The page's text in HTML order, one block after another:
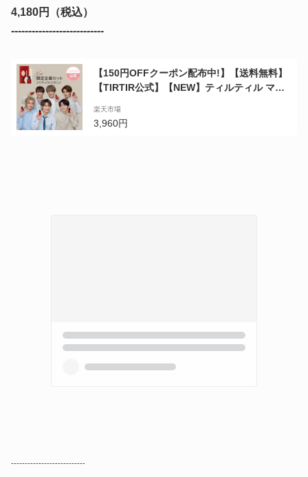
4,180円（税込）
---------------------------
【150円OFFクーポン配布中!】【送料無料】
【TIRTIR公式】【NEW】ティルティル マス
ト 30ml [ファンデーション+スパチュラ+スポ
ンジ] MASK FIT RED FOUNDATION リキッ
楽天市場
3,960円
---------------------------